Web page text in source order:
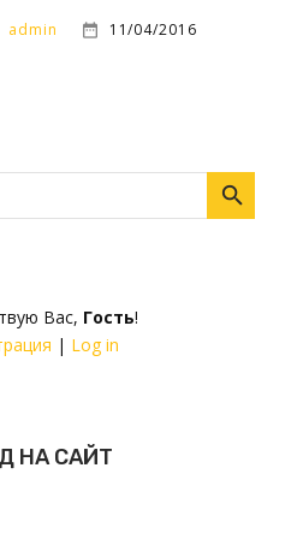
Вас, Гость!
| Log in
НА САЙТ
admin 11/04/2016